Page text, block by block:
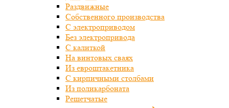
Раздвижные
Собственного производства
С электроприводом
Без электропривода
С калиткой
На винтовых сваях
Из евроштакетника
С кирпичными столбами
Из поликарбоната
Решетчатые